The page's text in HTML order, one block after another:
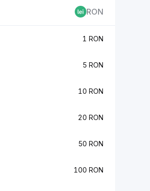
RON
1 RON
5 RON
10 RON
20 RON
50 RON
100 RON